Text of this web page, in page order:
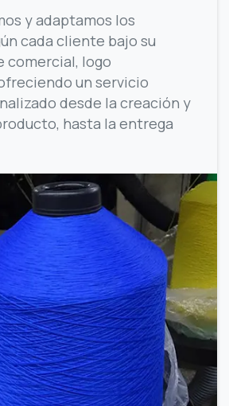
y adaptamos los
cada cliente bajo su
comercial, logo
un servicio
desde la creación y
hasta la entrega